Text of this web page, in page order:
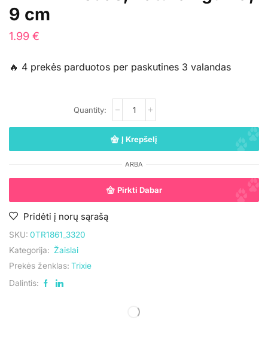
9 cm
1.99 €
🔥 4 prekės parduotos per paskutines 3 valandas
Į Krepšelį
ARBA
Pirkti Dabar
Pridėti į norų sąrašą
SKU: 0TR1861_3320
Kategorija: Žaislai
Prekės ženklas: Trixie
Dalintis:
UAB „Andruma”
PVM mokėtojo kodas: LT100017892614